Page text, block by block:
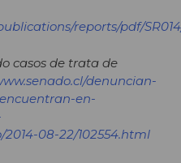
reports/pdf/
casos de trata de
denuncian-
en-
08-22/102554.html